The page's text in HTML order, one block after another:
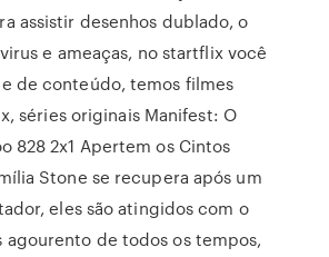
assistir desenhos dublado, o
e ameaças, no startflix você
de conteúdo, temos filmes
séries originais Manifest: O
828 2x1 Apertem os Cintos
Stone se recupera após um
eles são atingidos com o
agourento de todos os tempos,